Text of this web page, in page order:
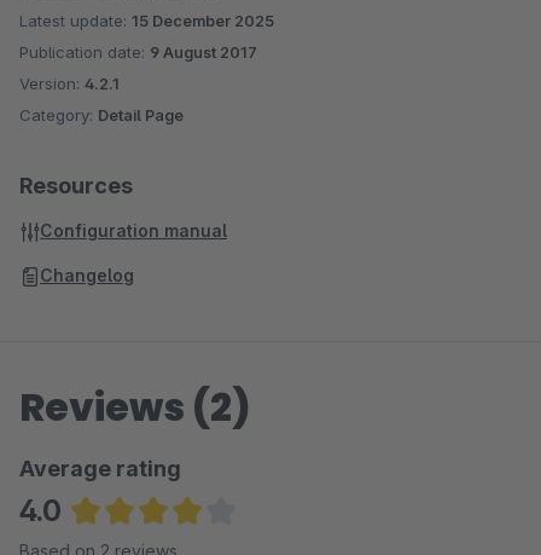
Latest update: 15 December 2025
Publication date: 9 August 2017
Version: 4.2.1
Category: Detail Page
Resources
Configuration manual
Changelog
Reviews (2)
Average rating
4.0
Average rating of 4 out of 5 stars
Based on 2 reviews